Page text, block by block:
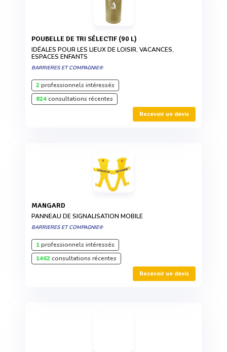
POUBELLE DE TRI SÉLECTIF (90 L)
IDÉALES POUR LES LIEUX DE LOISIR, VACANCES,
ESPACES ENFANTS
BARRIERES ET COMPAGNIE®
2professionnels intéressés
824consultations récentes
Recevoir un devis
MANGARD
PANNEAU DE SIGNALISATION MOBILE
BARRIERES ET COMPAGNIE®
1professionnels intéressés
1462consultations récentes
Recevoir un devis